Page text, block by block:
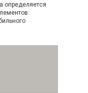
определяется